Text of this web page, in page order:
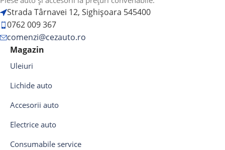
Strada Târnavei 12, Sighișoara 545400
0762 009 367
comenzi@cezauto.ro
Magazin
Uleiuri
Lichide auto
Accesorii auto
Electrice auto
Consumabile service